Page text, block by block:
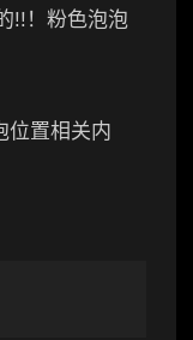
!!！粉色泡泡
位置相关内